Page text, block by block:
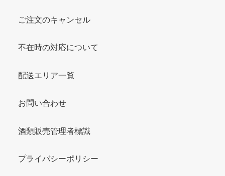
ご注文のキャンセル
不在時の対応について
配送エリア一覧
お問い合わせ
酒類販売管理者標識
プライバシーポリシー